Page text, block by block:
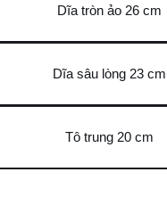
Dĩa tròn ảo 26 cm
Dĩa sâu lòng 23 cm
Tô trung 20 cm